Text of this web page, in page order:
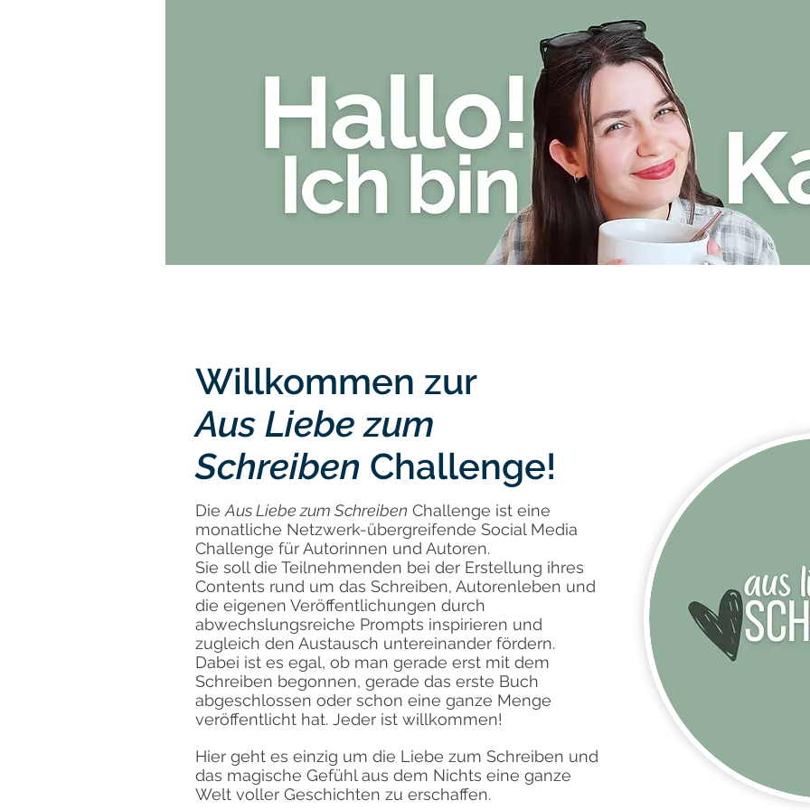
Willkommen zur
Aus Liebe zum
Schreiben Challenge!
Die Aus Liebe zum Schreiben Challenge ist eine
monatliche Netzwerk-übergreifende Social Media
Challenge für Autorinnen und Autoren.
Sie soll die Teilnehmenden bei der Erstellung ihres
Contents rund um das Schreiben, Autorenleben und
die eigenen Veröffentlichungen durch
abwechslungsreiche Prompts inspirieren und
zugleich den Austausch untereinander fördern.
Dabei ist es egal, ob man gerade erst mit dem
Schreiben begonnen, gerade das erste Buch
abgeschlossen oder schon eine ganze Menge
veröffentlicht hat. Jeder ist willkommen!
Hier geht es einzig um die Liebe zum Schreiben und
das magische Gefühl aus dem Nichts eine ganze
Welt voller Geschichten zu erschaffen.